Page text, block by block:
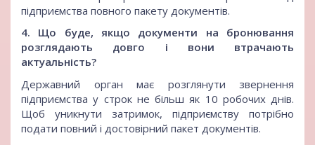
підприємства повного пакету документів.
4. Що буде, якщо документи на бронювання
розглядають довго і вони втрачають
актуальність?
Державний орган має розглянути звернення
підприємства у строк не більш як 10 робочих днів.
Щоб уникнути затримок, підприємству потрібно
подати повний і достовірний пакет документів.